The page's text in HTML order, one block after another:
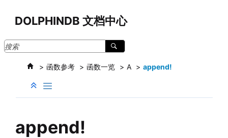
DOLPHINDB 文档中心
函数参考 函数一览 A append!
append!